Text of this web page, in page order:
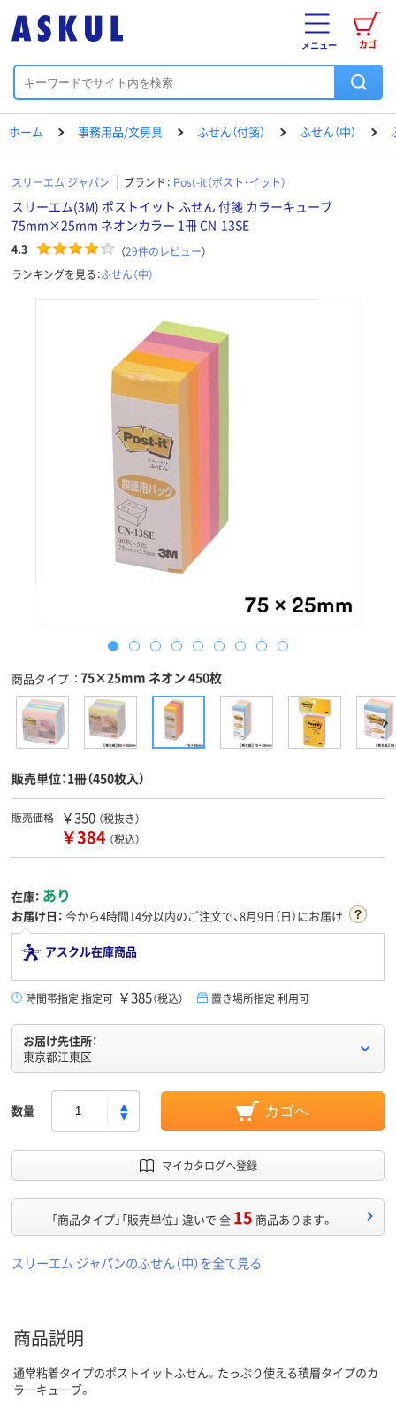
カゴ
メニュー
ホーム 事務用品/文房具 ふせん（付箋） ふせん（中）
スリーエム ジャパン ブランド： Post-it（ポスト・イット）
スリーエム(3M) ポストイット ふせん 付箋 カラーキューブ
75mm×25mm ネオンカラー 1冊 CN-13SE
4.3 （29件のレビュー）
ランキングを見る：ふせん（中）
商品タイプ 75×25mm ネオン 450枚
販売単位：1冊（450枚入）
販売価格 ￥350 （税抜き）
￥384 （税込）
在庫： あり
お届け日： 今から4時間14分以内のご注文で、8月9日（日）にお届け
アスクル在庫商品
時間帯指定 指定可 ￥385（税込） 置き場所指定 利用可
お届け先住所：
東京都江東区
数量 カゴへ
マイカタログへ登録
「商品タイプ」「販売単位」 違いで 全 15 商品あります。
スリーエム ジャパンのふせん（中）を全て見る
商品説明
通常粘着タイプのポストイットふせん。たっぷり使える積層タイプのカ
ラーキューブ。